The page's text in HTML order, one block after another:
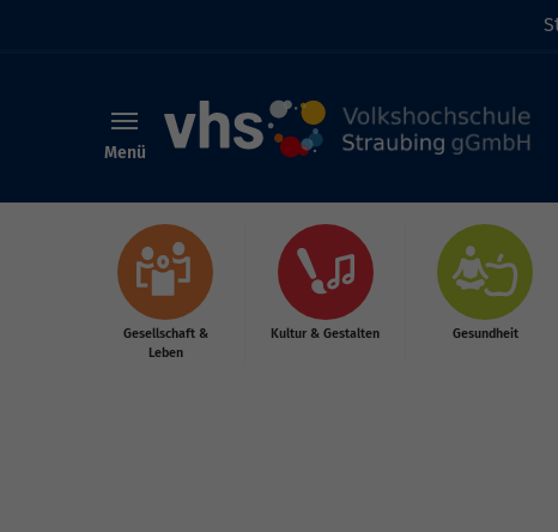
Menü
Gesellschaft &
Leben
Kultur & Gestalten Gesundheit